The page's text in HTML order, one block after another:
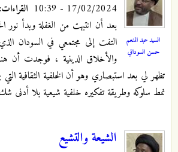
السيد عبد المنعم
حسن السوداني
17/02/2024 - 10:39 القراءات:
بعد أن انتبهت من الغفلة وبدأ
التفت إلى مجتمعي في السودان الذي
والأخلاق الدينية ، فوجدت أن
تظهر لي بعد استبصاري وهو أن الخلفية الثقافية التي
نمط سلوكه وطريقة تفكيره خلفية شيعية بلا أدنى
الشيعة والتشيع